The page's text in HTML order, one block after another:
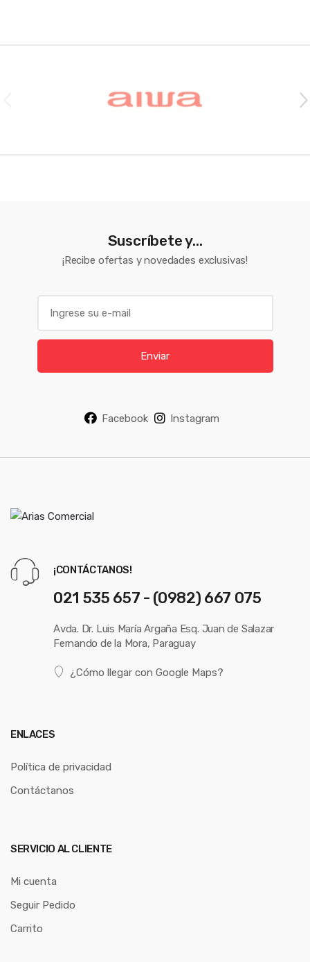
Suscríbete y...
¡Recibe ofertas y novedades exclusivas!
l
Enviar
Facebook Instagram
¡CONTÁCTANOS!
021 535 657 - (0982) 667 075
Avda. Dr. Luis María Argaña Esq. Juan de Salazar
Fernando de la Mora, Paraguay
¿Cómo llegar con Google Maps?
ENLACES
Política de privacidad
Contáctanos
SERVICIO AL CLIENTE
Mi cuenta
Seguir Pedido
Carrito